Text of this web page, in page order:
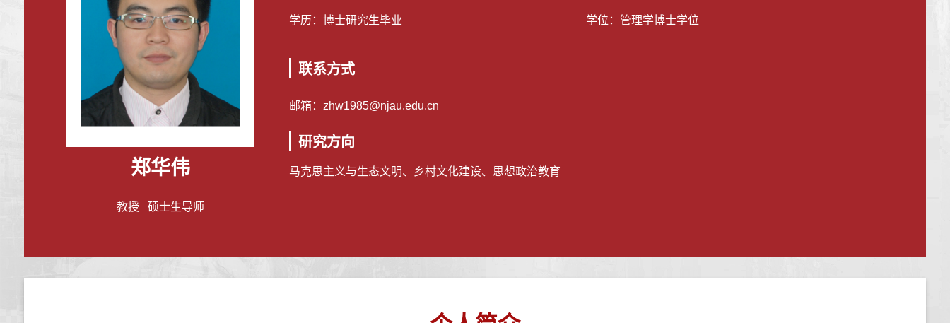
郑华伟
教授 硕士生导师
学历：博士研究生毕业 学位：管理学博士学位
联系方式
邮箱： zhw1985@njau.edu.cn
研究方向
马克思主义与生态文明、乡村文化建设、思想政治教育